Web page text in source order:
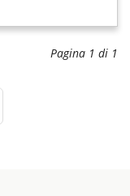
Pagina 1 di 1